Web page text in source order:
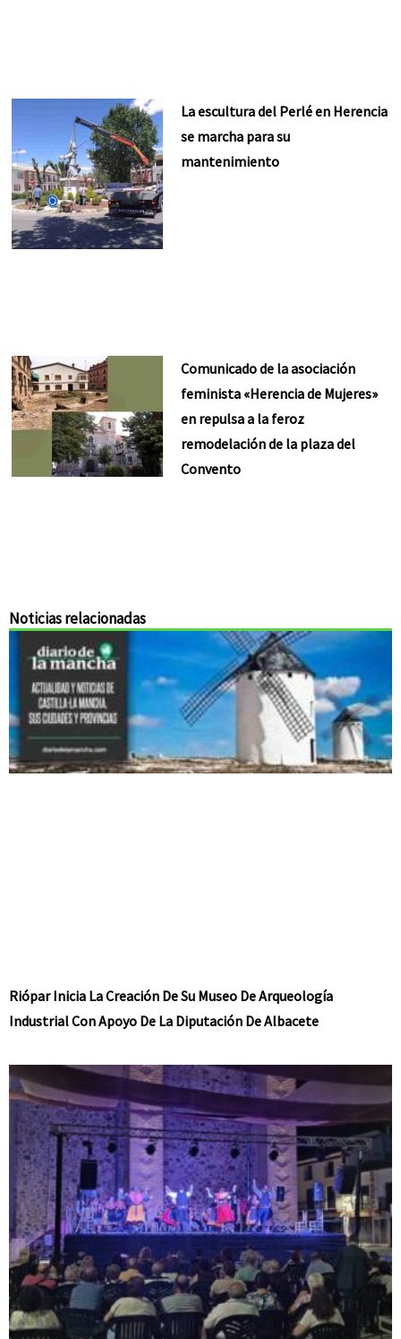
La escultura del Perlé en Herencia
se marcha para su
mantenimiento
Comunicado de la asociación
feminista «Herencia de Mujeres»
en repulsa a la feroz
remodelación de la plaza del
Convento
Noticias relacionadas
Riópar Inicia La Creación De Su Museo De Arqueología
Industrial Con Apoyo De La Diputación De Albacete